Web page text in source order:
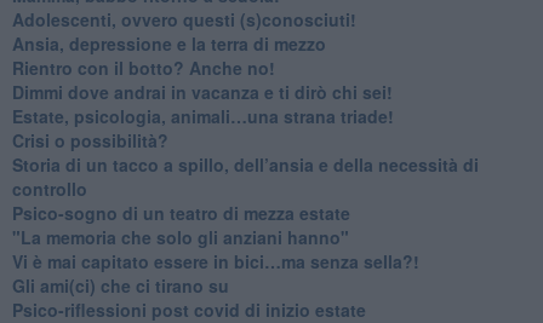
Adolescenti, ovvero questi (s)conosciuti!
Ansia, depressione e la terra di mezzo
​Rientro con il botto? Anche no!
Dimmi dove andrai in vacanza e ti dirò chi sei!
​Estate, psicologia, animali…una strana triade!
​Crisi o possibilità?
​Storia di un tacco a spillo, dell’ansia e della necessità di
controllo
​Psico-sogno di un teatro di mezza estate
"La memoria che solo gli anziani hanno"
​Vi è mai capitato essere in bici…ma senza sella?!
​Gli ami(ci) che ci tirano su
Psico-riflessioni post covid di inizio estate